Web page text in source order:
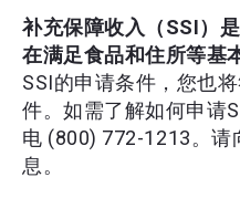
补充保障收入（SSI）
在满足食品和住所等基
SSI的申请条件，您也
件。如需了解如何申请
电 (800) 772-1213。请
息。